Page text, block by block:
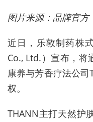
图片来源：品牌官方
近日，乐敦制药株
Co., Ltd.）宣布，将
康养与芳香疗法公
权。
THANN主打天然护